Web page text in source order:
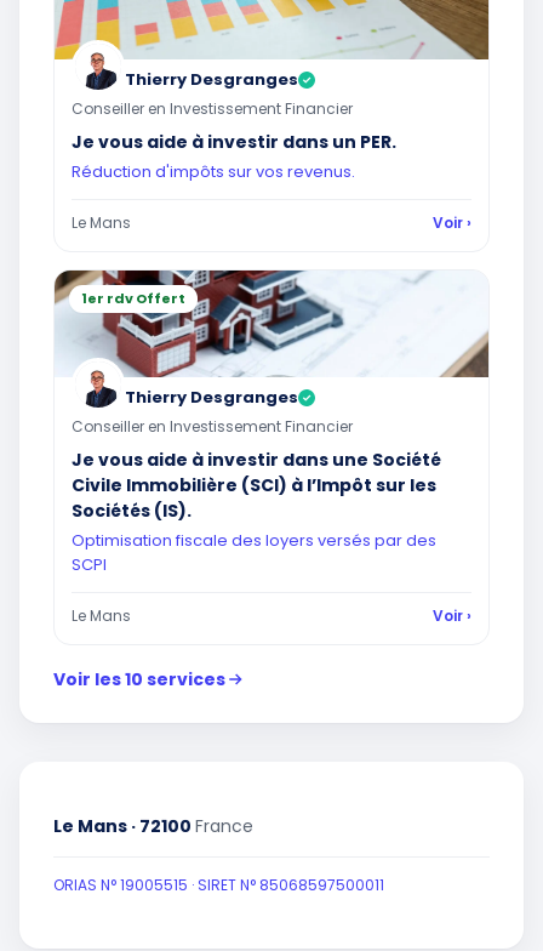
Thierry Desgranges ✓
Conseiller en Investissement Financier
Je vous aide à investir dans un PER.
Réduction d'impôts sur vos revenus.
Le Mans Voir ›
1er rdv Offert
Thierry Desgranges ✓
Conseiller en Investissement Financier
Je vous aide à investir dans une Société
Civile Immobilière (SCI) à l’Impôt sur les
Sociétés (IS).
Optimisation fiscale des loyers versés par des
SCPI
Le Mans Voir ›
Voir les 10 services
Le Mans · 72100 France
ORIAS N° 19005515 · SIRET N° 85068597500011